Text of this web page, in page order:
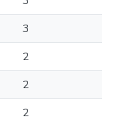
3
2
2
2